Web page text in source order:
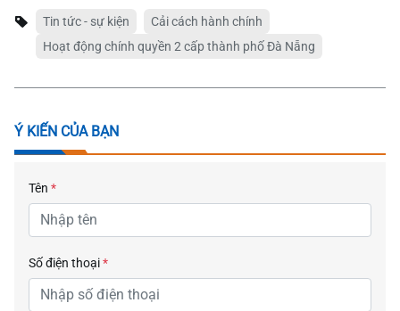
Tin tức - sự kiện
Cải cách hành chính
Hoạt động chính quyền 2 cấp thành phố Đà Nẵng
Ý KIẾN CỦA BẠN
Tên *
Số điện thoại*